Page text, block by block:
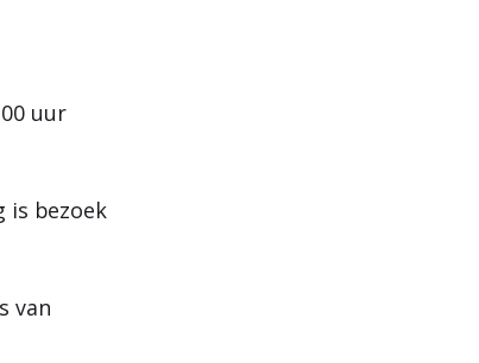
uur
is bezoek
van